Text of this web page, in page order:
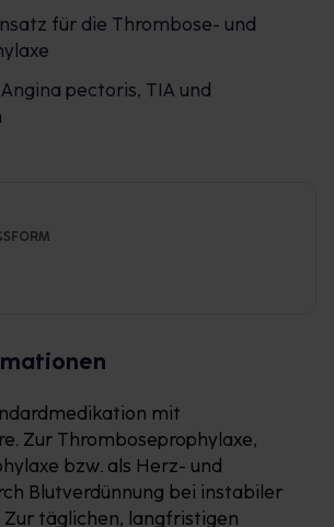
für die Thrombose- und
pectoris, TIA und
mit
Zur Thromboseprophylaxe,
bzw. als Herz- und
Blutverdünnung bei instabiler
Zur täglichen, langfristigen